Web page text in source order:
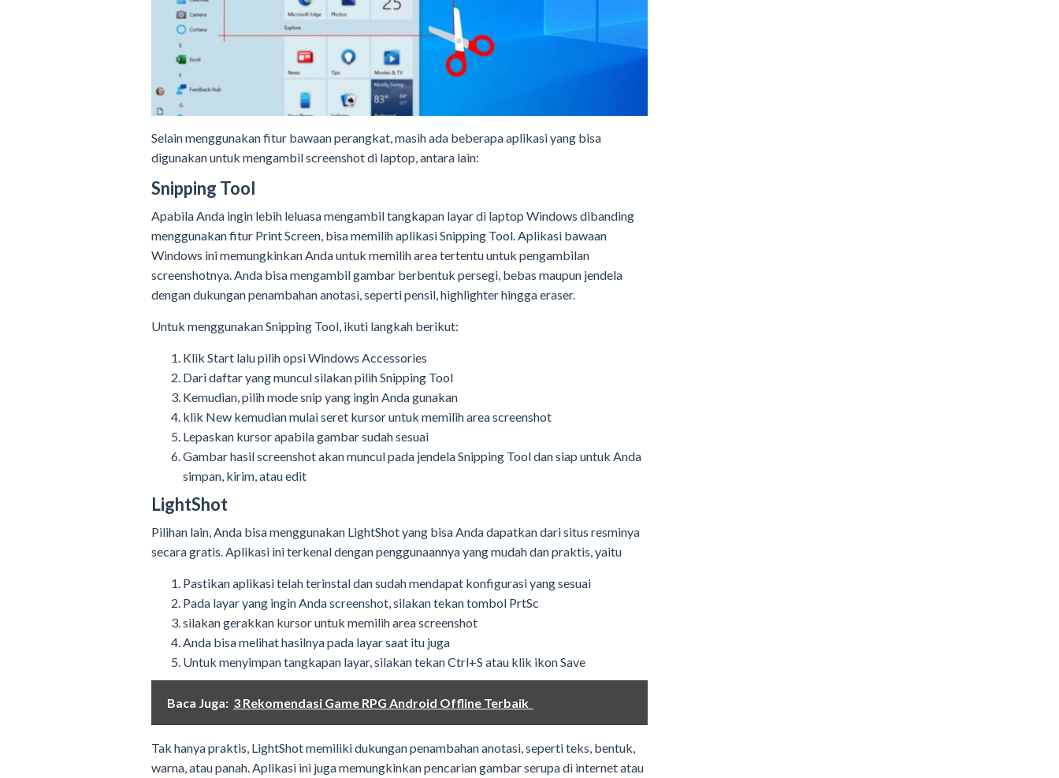
Selain menggunakan fitur bawaan perangkat, masih ada beberapa aplikasi yang bisa
digunakan untuk mengambil screenshot di laptop, antara lain:
Snipping Tool
Apabila Anda ingin lebih leluasa mengambil tangkapan layar di laptop Windows dibanding
menggunakan fitur Print Screen, bisa memilih aplikasi Snipping Tool. Aplikasi bawaan
Windows ini memungkinkan Anda untuk memilih area tertentu untuk pengambilan
screenshotnya. Anda bisa mengambil gambar berbentuk persegi, bebas maupun jendela
dengan dukungan penambahan anotasi, seperti pensil, highlighter hingga eraser.
Untuk menggunakan Snipping Tool, ikuti langkah berikut:
Klik Start lalu pilih opsi Windows Accessories
Dari daftar yang muncul silakan pilih Snipping Tool
Kemudian, pilih mode snip yang ingin Anda gunakan
klik New kemudian mulai seret kursor untuk memilih area screenshot
Lepaskan kursor apabila gambar sudah sesuai
Gambar hasil screenshot akan muncul pada jendela Snipping Tool dan siap untuk Anda
simpan, kirim, atau edit
LightShot
Pilihan lain, Anda bisa menggunakan LightShot yang bisa Anda dapatkan dari situs resminya
secara gratis. Aplikasi ini terkenal dengan penggunaannya yang mudah dan praktis, yaitu
Pastikan aplikasi telah terinstal dan sudah mendapat konfigurasi yang sesuai
Pada layar yang ingin Anda screenshot, silakan tekan tombol PrtSc
silakan gerakkan kursor untuk memilih area screenshot
Anda bisa melihat hasilnya pada layar saat itu juga
Untuk menyimpan tangkapan layar, silakan tekan Ctrl+S atau klik ikon Save
Baca Juga: 3 Rekomendasi Game RPG Android Offline Terbaik
Tak hanya praktis, LightShot memiliki dukungan penambahan anotasi, seperti teks, bentuk,
warna, atau panah. Aplikasi ini juga memungkinkan pencarian gambar serupa di internet atau